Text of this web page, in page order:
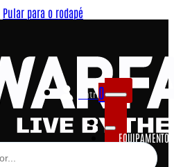
Pular para o rodapé
Entrar
0
EQUIPAMENTOS